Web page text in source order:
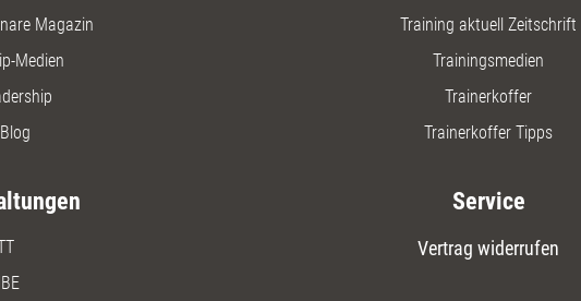
Magazin
Medien
Training aktuell Zeitschrift
Trainingsmedien
Trainerkoffer
Trainerkoffer Tipps
Service
Vertrag widerrufen